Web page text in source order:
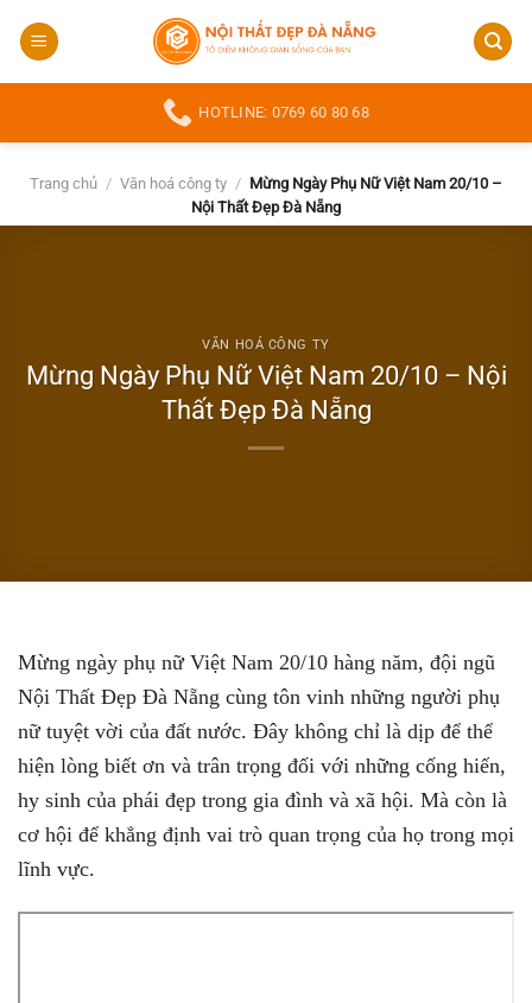
qua
HOTLINE: 0769 60 80 68
Trang chủ / Văn hoá công ty / Mừng Ngày Phụ Nữ Việt Nam 20/10 –
Nội Thất Đẹp Đà Nẵng
VĂN HOÁ CÔNG TY
Mừng Ngày Phụ Nữ Việt Nam 20/10 – Nội
Thất Đẹp Đà Nẵng
Mừng ngày phụ nữ Việt Nam 20/10 hàng năm, đội ngũ
Nội Thất Đẹp Đà Nẵng cùng tôn vinh những người phụ
nữ tuyệt vời của đất nước. Đây không chỉ là dịp để thể
hiện lòng biết ơn và trân trọng đối với những cống hiến,
hy sinh của phái đẹp trong gia đình và xã hội. Mà còn là
cơ hội để khẳng định vai trò quan trọng của họ trong mọi
lĩnh vực.